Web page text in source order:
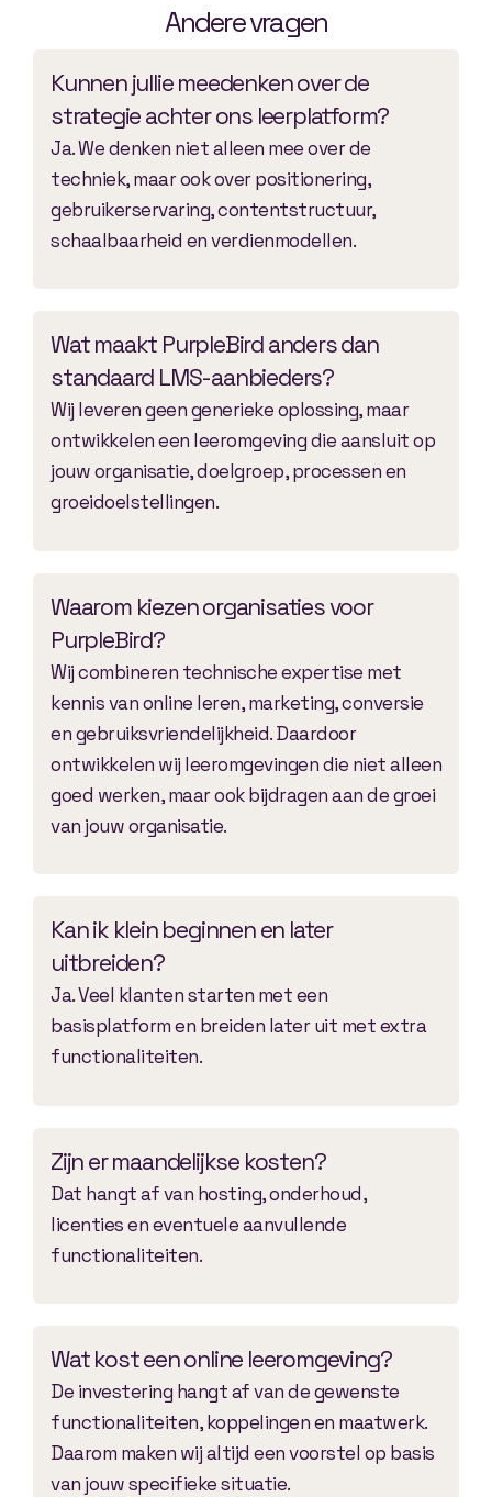
Andere vragen
Kunnen jullie meedenken over de
strategie achter ons leerplatform?
Ja. We denken niet alleen mee over de
techniek, maar ook over positionering,
gebruikerservaring, contentstructuur,
schaalbaarheid en verdienmodellen.
Wat maakt PurpleBird anders dan
standaard LMS-aanbieders?
Wij leveren geen generieke oplossing, maar
ontwikkelen een leeromgeving die aansluit op
jouw organisatie, doelgroep, processen en
groeidoelstellingen.
Waarom kiezen organisaties voor
PurpleBird?
Wij combineren technische expertise met
kennis van online leren, marketing, conversie
en gebruiksvriendelijkheid. Daardoor
ontwikkelen wij leeromgevingen die niet alleen
goed werken, maar ook bijdragen aan de groei
van jouw organisatie.
Kan ik klein beginnen en later
uitbreiden?
Ja. Veel klanten starten met een
basisplatform en breiden later uit met extra
functionaliteiten.
Zijn er maandelijkse kosten?
Dat hangt af van hosting, onderhoud,
licenties en eventuele aanvullende
functionaliteiten.
Wat kost een online leeromgeving?
De investering hangt af van de gewenste
functionaliteiten, koppelingen en maatwerk.
Daarom maken wij altijd een voorstel op basis
van jouw specifieke situatie.